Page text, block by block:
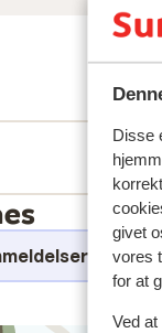
Disse
givet
vores
for at
Ved
for